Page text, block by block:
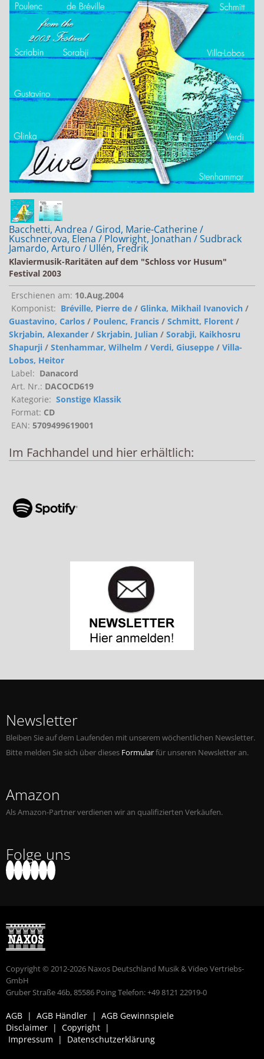
Jobs bei Naxos
Naxos Deutschland Blog
Bacchetti, Andrea / Girod, Marie-Catherine /
Kuschnerova, Elena / Plowright, Jonathan / Sudbrack
Jamardo, Arturo / Ullén, Fredrik
Klaviermusik-Raritäten auf dem "Schloss vor Husum"
Festival 2003
Erschienen am: 10.Aug.2004
Komponist: Bréville, Pierre de / Glinka, Mikhail Ivanovich /
Guastavino, Carlos / Poulenc, Francis / Schmitt, Florent /
Skrjabin, Alexander / Skrjabin, Julian / Sorabji, Kaikhosru
Shapurji / Stenhammar, Wilhelm / Verdi, Giuseppe / Villa-
Lobos, Heitor
Label: Danacord
Art. Nr.: DACOCD619
Kategorie: Sonstige Klassik
Format: CD
EAN: 5709499619001
Im Fachhandel und hier erhältlich:
Newsletter
Bleiben Sie auf dem Laufenden mit unserem wöchentlichen Newsletter.
Bitte melden Sie sich über dieses Formularfür unseren Newsletter an.
Amazon
Als Amazon-Partner verdienen wir an qualifizierten Verkäufen.
Folge uns
Copyright © 2012-2026 Naxos Deutschland Musik & Video Vertriebs-
GmbH
Gruber Straße 46b, 85586 Poing Telefon: +49 8121 22919-0
AGB | AGB Händler | AGB Gewinnspiele
Disclaimer | Copyright |
Impressum
| Datenschutzerklärung